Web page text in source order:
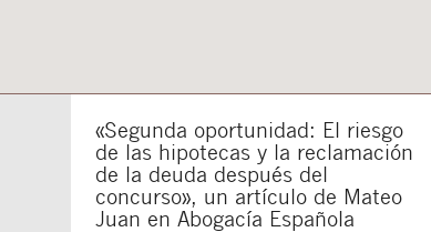
«Segunda oportunidad: El riesgo
de las hipotecas y la reclamación
de la deuda después del
concurso», un artículo de Mateo
Juan en Abogacía Española